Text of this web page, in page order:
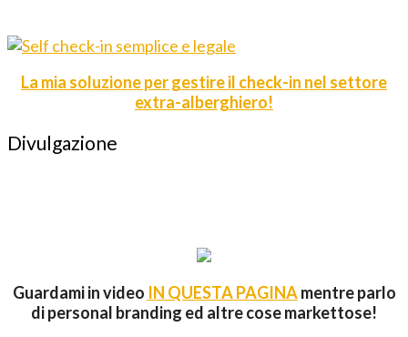
La mia soluzione per gestire il check-in nel settore
extra-alberghiero!
Divulgazione
Guardami in video IN QUESTA PAGINAmentre parlo
di personal branding ed altre cose markettose!